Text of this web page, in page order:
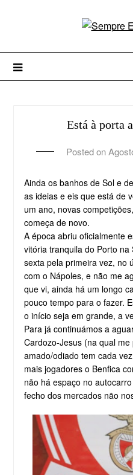
Está à porta
Posted on
Ainda os banhos de Sol e
as ideias e eis que está de
um ano, novas
começa de novo.
A época abriu oficialmente
vitória tranquila do Porto
sexta pela primeira vez, no
com o Nápoles, e não me
que vi, ainda há um longo
pouco tempo para o fazer.
o início seja em grande, a
Para já continuámos a
Cardozo-Jesus (na qual
amado/odiado tem cada
mais jogadores o Benfica
não há espaço no
fecho dos mercados não